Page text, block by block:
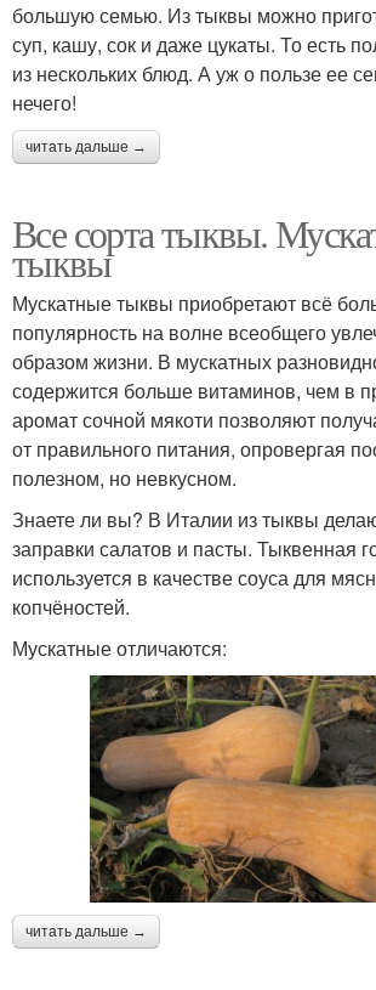
большую семью. Из тыквы можно
суп, кашу, сок и даже цукаты. То есть
из нескольких блюд. А уж о пользе ее
нечего!
читать дальше →
Все сорта тыквы.
тыквы
Мускатные тыквы приобретают всё
популярность на волне всеобщего
образом жизни. В мускатных
содержится больше витаминов, чем в
аромат сочной мякоти позволяют
от правильного питания, опровергая
полезном, но невкусном.
Знаете ли вы? В Италии из тыквы
заправки салатов и пасты. Тыквенная
используется в качестве соуса для
копчёностей.
Мускатные отличаются:
читать дальше →